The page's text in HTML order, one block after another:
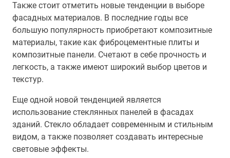
Также стоит отметить новые тенденции в выборе
фасадных материалов. В последние годы все
большую популярность приобретают композитные
материалы, такие как фиброцементные плиты и
композитные панели. Счетают в себе прочность и
легкость, а также имеют широкий выбор цветов и
текстур.
Еще одной новой тенденцией является
использование стеклянных панелей в фасадах
зданий. Стекло обладает современным и стильным
видом, а также позволяет создавать интересные
световые эффекты.